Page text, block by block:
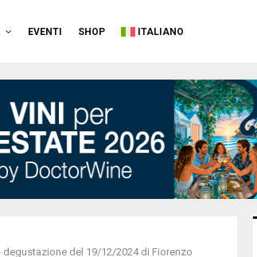
EVENTI SHOP ITALIANO
degustazione del 19/12/2024 di Fiorenzo